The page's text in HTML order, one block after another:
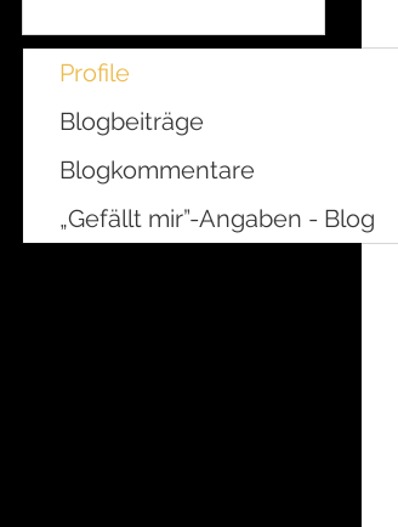
Profile
Blogbeiträge
Blogkommentare
„Gefällt mir”-Angaben - Blog